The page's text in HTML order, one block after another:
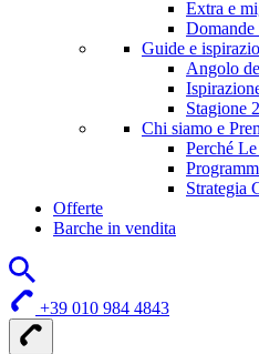
Extra e
Domande
Guide e
Angolo
Stagione
Chi siamo e
Perché
Strategia
Offerte
Barche in vendita
+39 010 984 4843